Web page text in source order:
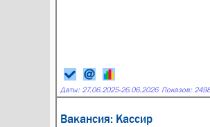
Даты: 27.06.2025-26.06.2026 Показов:
Вакансия: Кассир